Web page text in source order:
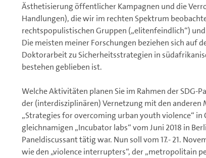
Ästhetisierung öffentlicher Kampagnen und die
Handlungen), die wir im rechten Spektrum
rechtspopulistischen Gruppen („elitenfeindlich“)
Die meisten meiner Forschungen beziehen sich auf
Doktorarbeit zu Sicherheitsstrategien in
bestehen geblieben ist.
Welche Aktivitäten planen Sie im Rahmen der SDG-
der (interdisziplinären) Vernetzung mit den anderen
„Strategies for overcoming urban youth violence“
gleichnamigen „Incubator labs“ vom Juni 2018 in
Paneldiscussant tätig war. Nun soll vom 17.- 21.
wie den „violence interrupters“, der „metropolitain